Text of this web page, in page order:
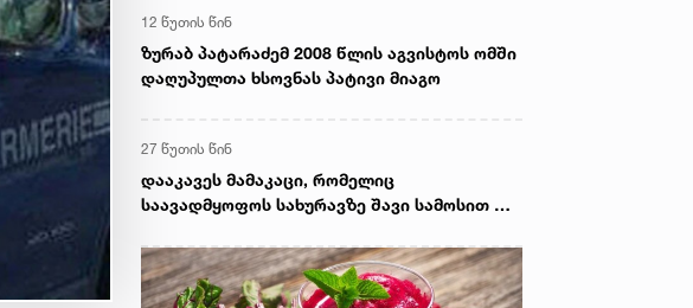
12 წუთის წინ
ზურაბ პატარაძემ 2008 წლის აგვისტოს ომში
დაღუპულთა ხსოვნას პატივი მიაგო
27 წუთის წინ
დააკავეს მამაკაცი, რომელიც
საავადმყოფოს სახურავზე შავი სამოსით და
აშინებდა (უცხოეთი)